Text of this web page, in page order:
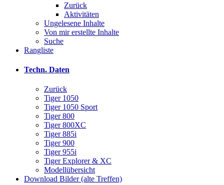
Zurück
Aktivitäten
Ungelesene Inhalte
Von mir erstellte Inhalte
Suche
Rangliste
Techn. Daten
Zurück
Tiger 1050
Tiger 1050 Sport
Tiger 800
Tiger 800XC
Tiger 885i
Tiger 900
Tiger 955i
Tiger Explorer & XC
Modellübersicht
Download Bilder (alte Treffen)